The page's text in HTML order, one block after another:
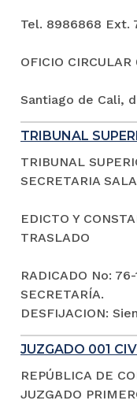
Tel. 8986868 Ext.
OFICIO CIRCULAR
Santiago de Cali,
TRIBUNAL
TRIBUNAL
SECRETARIA
EDICTO Y
TRASLADO
RADICADO No:
SECRETARÍA.
DESFIJACION:
JUZGADO 001
REPÚBLICA DE
JUZGADO